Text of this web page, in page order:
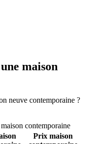
maison
neuve contemporaine ?
contemporaine
Prix maison